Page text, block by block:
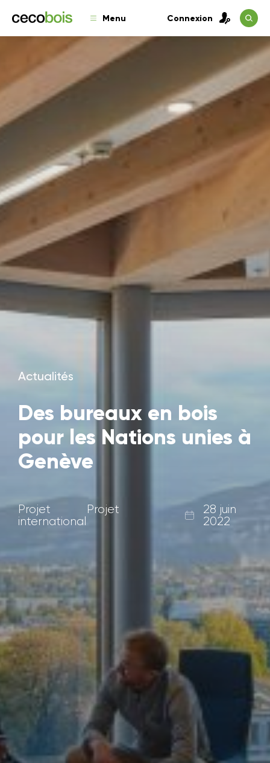
Menu Connexion
Actualités
Des bureaux en bois
pour les Nations unies à
Genève
Projet
Projet
international
28 juin
2022